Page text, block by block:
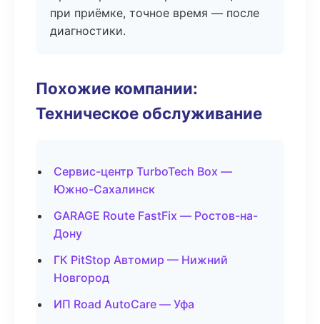
при приёмке, точное время — после
диагностики.
Похожие компании:
Техническое обслуживание
Сервис-центр TurboTech Box —
Южно-Сахалинск
GARAGE Route FastFix — Ростов-на-
Дону
ГК PitStop Автомир — Нижний
Новгород
ИП Road AutoCare — Уфа